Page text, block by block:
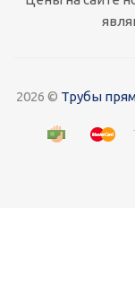
2026 © Трубы